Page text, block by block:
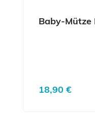
Baby-Mütze
Regulärer
18,90 €